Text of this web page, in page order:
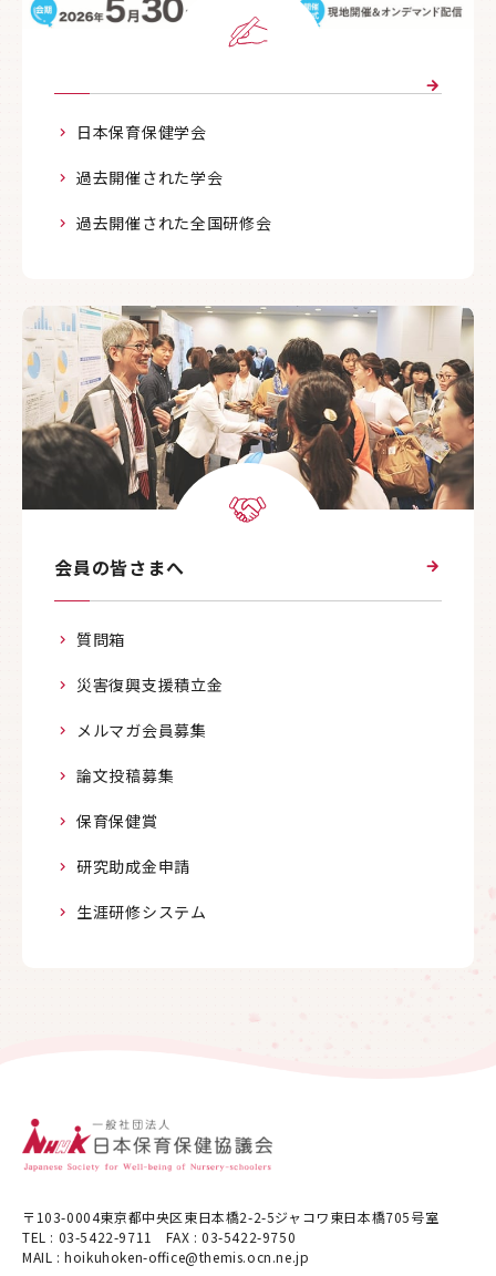
日本保育保健学会
過去開催された学会
過去開催された全国研修会
会員の皆さまへ
質問箱
災害復興支援積立金
メルマガ会員募集
論文投稿募集
保育保健賞
研究助成金申請
生涯研修システム
〒103-0004東京都中央区東日本橋2-2-5ジャコワ東日本橋705号室
TEL : 03-5422-9711 FAX : 03-5422-9750
MAIL : hoikuhoken-office@themis.ocn.ne.jp